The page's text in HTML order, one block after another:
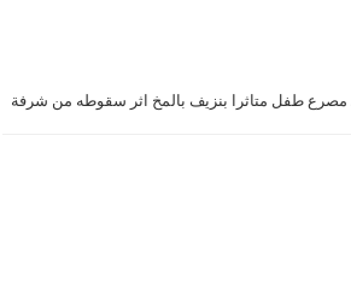
مصرع طفل متاثرا بنزيف بالمخ اثر سقوطه من شرفة